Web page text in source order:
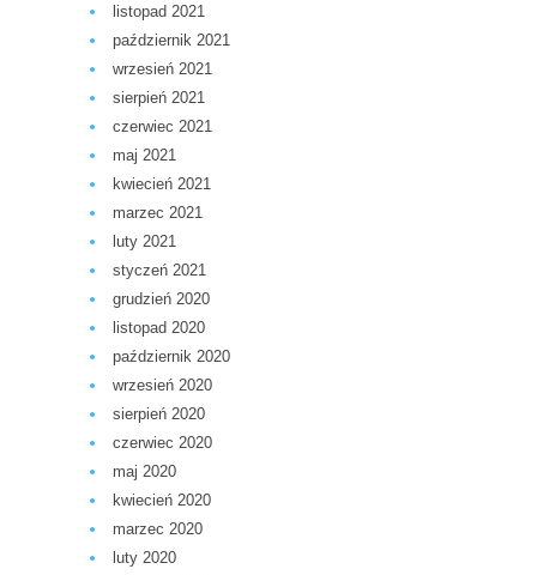
listopad 2021
październik 2021
wrzesień 2021
sierpień 2021
czerwiec 2021
maj 2021
kwiecień 2021
marzec 2021
luty 2021
styczeń 2021
grudzień 2020
listopad 2020
październik 2020
wrzesień 2020
sierpień 2020
czerwiec 2020
maj 2020
kwiecień 2020
marzec 2020
luty 2020